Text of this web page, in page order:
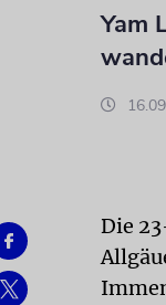
Yam
Die